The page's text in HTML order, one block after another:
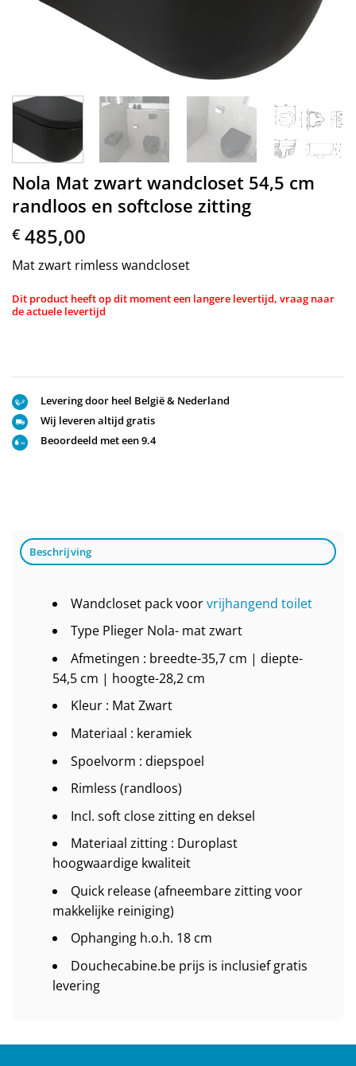
Nola Mat zwart wandcloset 54,5 cm
randloos en softclose zitting
€ 485,00
Mat zwart rimless wandcloset
Dit product heeft op dit moment een langere levertijd, vraag naar
de actuele levertijd
Levering door heel België & Nederland
Wij leveren altijd gratis
Beoordeeld met een 9.4
Beschrijving
Wandcloset pack voorvrijhangend toilet
Type Plieger Nola- mat zwart
Afmetingen : breedte-35,7 cm | diepte-
54,5 cm | hoogte-28,2 cm
Kleur : Mat Zwart
Materiaal : keramiek
Spoelvorm : diepspoel
Rimless (randloos)
Incl. soft close zitting en deksel
Materiaal zitting : Duroplast
hoogwaardige kwaliteit
Quick release (afneembare zitting voor
makkelijke reiniging)
Ophanging h.o.h. 18 cm
Douchecabine.be prijs is inclusief gratis
levering